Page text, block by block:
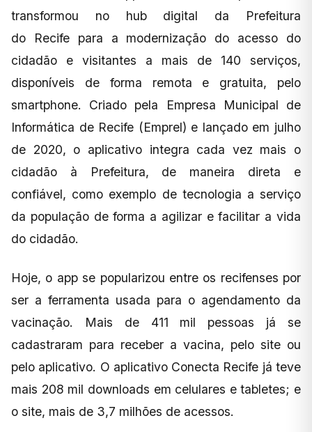
transformou no hub digital da Prefeitura
do Recife para a modernização do acesso do
cidadão e visitantes a mais de 140 serviços,
disponíveis de forma remota e gratuita, pelo
smartphone. Criado pela Empresa Municipal de
Informática de Recife (Emprel) e lançado em julho
de 2020, o aplicativo integra cada vez mais o
cidadão à Prefeitura, de maneira direta e
confiável, como exemplo de tecnologia a serviço
da população de forma a agilizar e facilitar a vida
do cidadão.
Hoje, o app se popularizou entre os recifenses por
ser a ferramenta usada para o agendamento da
vacinação. Mais de 411 mil pessoas já se
cadastraram para receber a vacina, pelo site ou
pelo aplicativo. O aplicativo Conecta Recife já teve
mais 208 mil downloads em celulares e tabletes; e
o site, mais de 3,7 milhões de acessos.